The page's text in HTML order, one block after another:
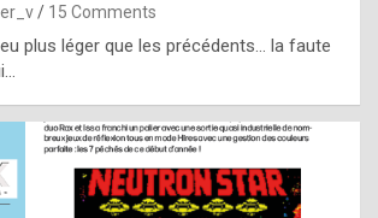
e
f
o
m
m
15 Comments
plus léger que les précédents… la faute